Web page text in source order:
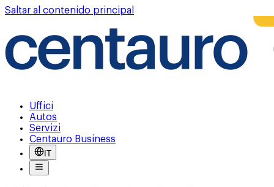
Saltar al contenido principal
Uffici
Autos
Servizi
Centauro Business
IT